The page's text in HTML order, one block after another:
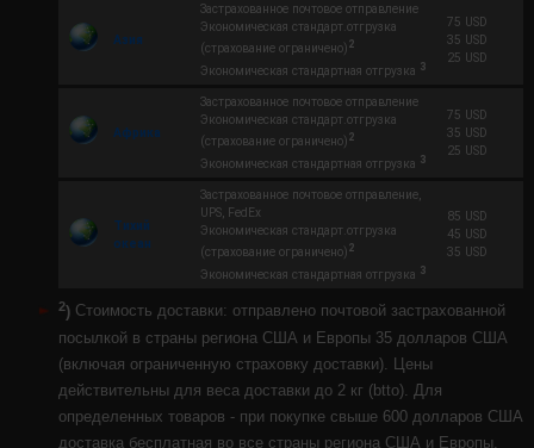
Азия
Застрахованное почтовое отправление
Экономическая стандарт.отгрузка
(страхование ограничено) 2
Экономическая стандартная отгрузка 3
75 USD
35 USD
25 USD
Африка
Застрахованное почтовое отправление
Экономическая стандарт.отгрузка
(страхование ограничено) 2
Экономическая стандартная отгрузка 3
75 USD
35 USD
25 USD
Тихий
океан
Застрахованное почтовое отправление,
UPS, FedEx
Экономическая стандарт.отгрузка
(страхование ограничено) 2
Экономическая стандартная отгрузка 3
85 USD
45 USD
35 USD
2) Стоимость доставки: отправлено почтовой застрахованной
посылкой в ​​страны региона США и Европы 35 долларов США
(включая ограниченную страховку доставки). Цены
действительны для веса доставки до 2 кг (btto). Для
определенных товаров - при покупке свыше 600 долларов США
доставка бесплатная во все страны региона США и Европы.